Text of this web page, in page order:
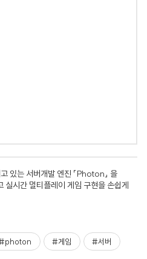
있는 서버개발 엔진 「Photon」 을
실시간 멀티플레이 게임 구현을 손쉽게
#게임 #서버